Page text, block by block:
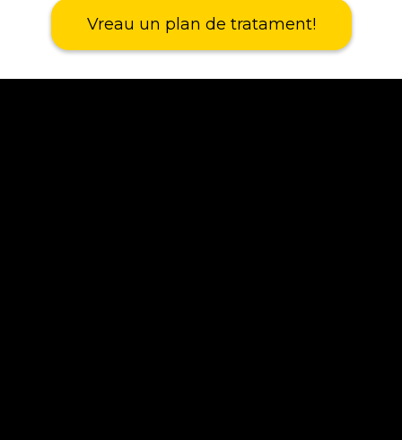
Vreau un plan de tratament!